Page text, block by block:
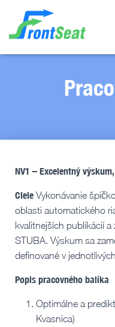
NV1 – Excelentný
Ciele Vykonávanie
oblasti automatického
kvalitnejších publikácií
STUBA. Výskum sa
definované v
Popis pracovného balíka
Optimálne a
Kvasnica)